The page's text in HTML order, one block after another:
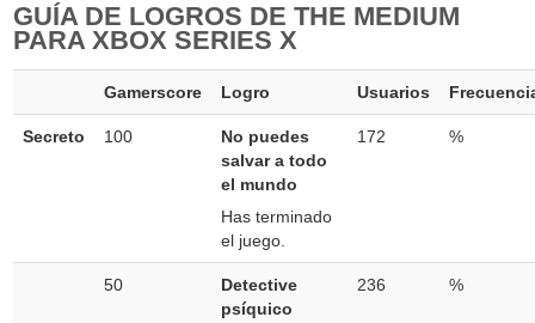
GUÍA DE LOGROS DE THE MEDIUM
PARA XBOX SERIES X
Gamerscore Logro Usuarios
Secreto 100
No puedes
salvar a todo
el mundo
Has terminado
el juego.
172 %
50
Detective
psíquico
236 %